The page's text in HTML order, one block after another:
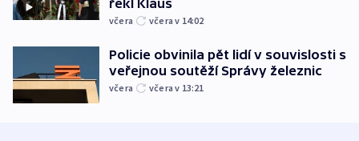
řekl Klaus
včera včera v 14:02
Policie obvinila pět lidí v souvislosti s
veřejnou soutěží Správy železnic
včera včera v 13:21